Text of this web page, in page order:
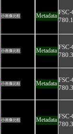
小画像比較 Metadata
FSC-
小画像比較 Metadata
FSC-
小画像比較 Metadata
FSC-
小画像比較 Metadata
FSC-